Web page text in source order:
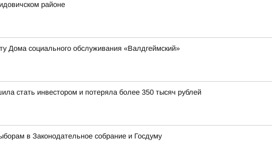
районе
Дома социального обслуживания «Валдгеймский»
стать инвестором и потеряла более 350 тысяч рублей
в Законодательное собрание и Госдуму